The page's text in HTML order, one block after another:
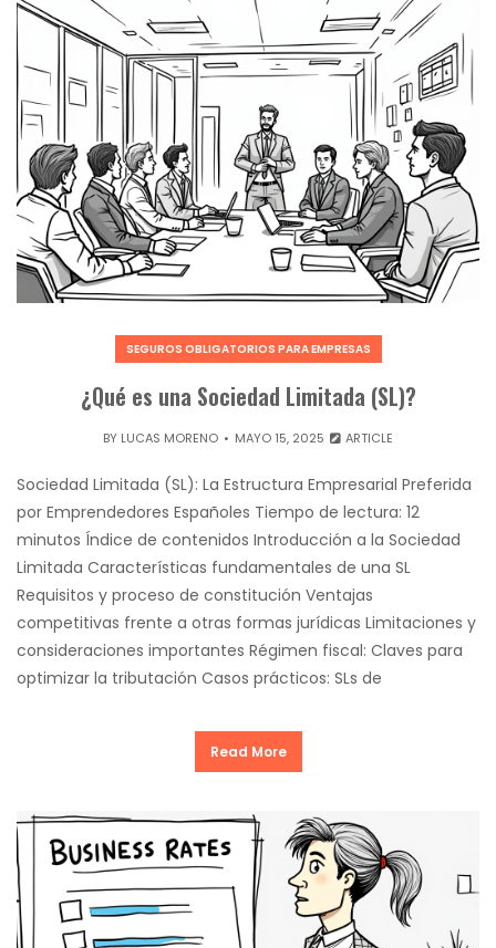
SEGUROS OBLIGATORIOS PARA EMPRESAS
¿Qué es una Sociedad Limitada (SL)?
BY LUCAS MORENO MAYO 15, 2025 ARTICLE
Sociedad Limitada (SL): La Estructura Empresarial Preferida
por Emprendedores Españoles Tiempo de lectura: 12
minutos Índice de contenidos Introducción a la Sociedad
Limitada Características fundamentales de una SL
Requisitos y proceso de constitución Ventajas
competitivas frente a otras formas jurídicas Limitaciones y
consideraciones importantes Régimen fiscal: Claves para
optimizar la tributación Casos prácticos: SLs de
Read More